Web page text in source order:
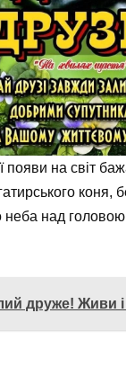
на світ
коня,
неба над
друже! Живи